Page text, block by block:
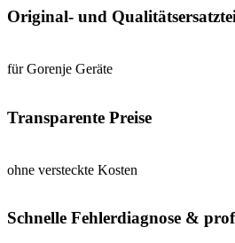
Original- und
für Gorenje Geräte
Transparente Preise
ohne versteckte Kosten
Schnelle Fehlerdiagnose &